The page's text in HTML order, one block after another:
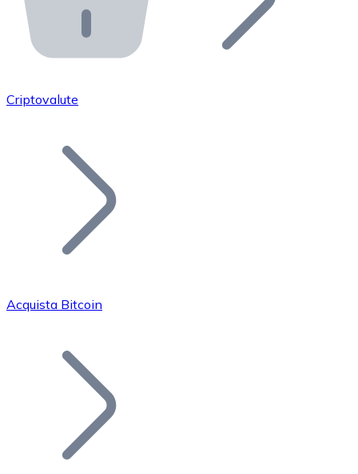
API Bitnovo
Integra la nostra API nel tuo ecosistema.
Unisciti alla nostra rete di rivenditori e
Aggiungi il token del tuo progetto al nostro servizio di
Bitcoin
Criptovalute
Acquista Bitcoin